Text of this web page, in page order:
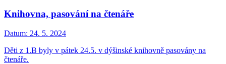
Knihovna, pasování na čtenáře
Datum: 24. 5. 2024
Děti z 1.B byly v pátek 24.5. v dýšinské knihovně pasovány na
čtenáře.